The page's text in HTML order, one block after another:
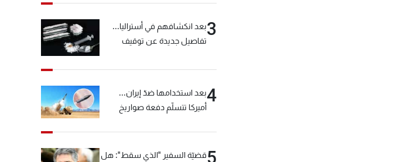
3بعد انكشافهم في أستراليا...
تفاصيل جديدة عن توقيف
4بعد استخدامها ضدّ إيران...
أميركا تتسلّم دفعة صواريخ
5قضيّة السفير "الذي سقط": هل